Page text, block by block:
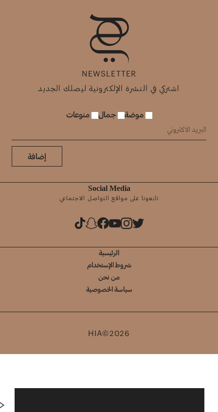
NEWSLETTER
اشتركي في النشرة الإلكترونية ليصلك الجديد
موضة جمال منوعات
إضافة
Social Media
تابعونا على مواقع التواصل الاجتماعي
الرئيسية
شروط الإستخدام
من نحن
سياسة الخصوصية
HIA©2026